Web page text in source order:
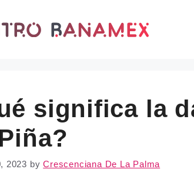
significa la
2023 byCrescenciana De La Palma